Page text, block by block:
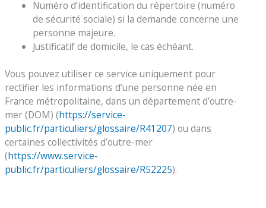
Numéro d’identification du répertoire (numéro
de sécurité sociale) si la demande concerne une
personne majeure.
Justificatif de domicile, le cas échéant.
Vous pouvez utiliser ce service uniquement pour
rectifier les informations d’une personne née en
France métropolitaine, dans un département d’outre-
mer (DOM) (https://service-
public.fr/particuliers/glossaire/R41207) ou dans
certaines collectivités d’outre-mer
(https://www.service-
public.fr/particuliers/glossaire/R52225).